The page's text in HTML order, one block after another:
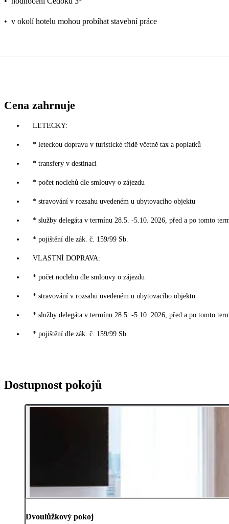
• v okolí hotelu mohou probíhat stavební práce
Cena zahrnuje
LETECKY:
* leteckou dopravu v turistické třídě včetně tax a poplatků
* transfery v destinaci
* počet noclehů dle smlouvy o zájezdu
* stravování v rozsahu uvedeném u ubytovacího objektu
* služby delegáta v termínu 28.5. -5.10. 2026, před a po tomto
* pojištění dle zák. č. 159/99 Sb.
VLASTNÍ DOPRAVA:
* počet noclehů dle smlouvy o zájezdu
* stravování v rozsahu uvedeném u ubytovacího objektu
* služby delegáta v termínu 28.5. -5.10. 2026, před a po tomto
* pojištění dle zák. č. 159/99 Sb.
Dostupnost pokojů
Dvoulůžkový pokoj